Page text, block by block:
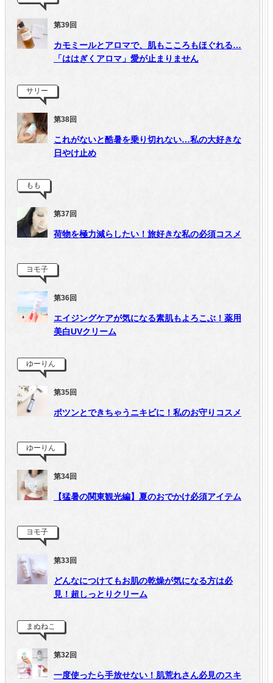
第39回
カモミールとアロマで、肌もこころもほぐれる…
「ははぎくアロマ」愛が止まりません
サリー
第38回
これがないと酷暑を乗り切れない…私の大好きな
日やけ止め
もも
第37回
荷物を極力減らしたい！旅好きな私の必須コスメ
ヨモ子
第36回
エイジングケアが気になる素肌もよろこぶ！薬用
美白UVクリーム
ゆーりん
第35回
ポツンとできちゃうニキビに！私のお守りコスメ
ゆーりん
第34回
【猛暑の関東観光編】夏のおでかけ必須アイテム
ヨモ子
第33回
どんなにつけてもお肌の乾燥が気になる方は必
見！超しっとりクリーム
まぬねこ
第32回
一度使ったら手放せない！肌荒れさん必見のスキ